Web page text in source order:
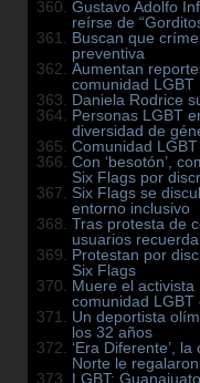
Gustavo Adolfo
reírse de
Buscan que
preventiva
Aumentan
comunidad LGBT
Daniela Rodrice
Personas LGBT
diversidad de
Comunidad
Con ‘besotón’,
Six Flags por
Six Flags se
entorno inclusivo
Tras protesta de
usuarios
Protestan por
Six Flags
Muere el
comunidad LGBT
Un deportista
los 32 años
‘Era Diferente’,
Norte le
LGBT: